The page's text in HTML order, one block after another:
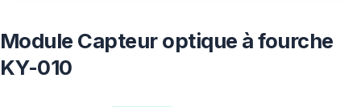
Module Capteur optique à fourche
KY-010